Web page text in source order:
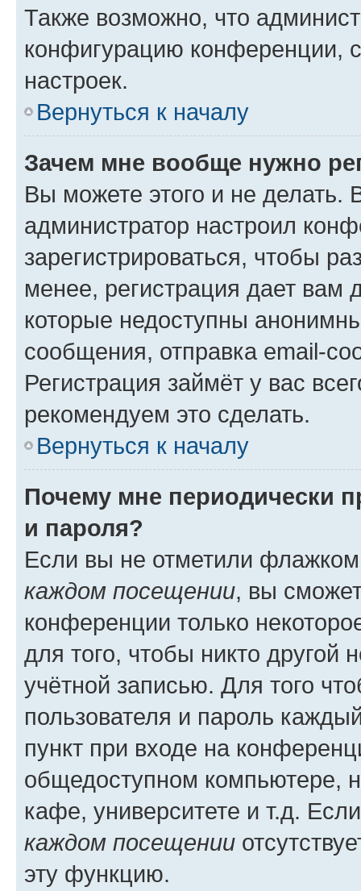
Также возможно, что
конфигурацию конференции,
настроек.
Вернуться к началу
Зачем мне вообще нужно
Вы можете этого и не делать.
администратор настроил
зарегистрироваться, чтобы
менее, регистрация дает вам
которые недоступны
сообщения, отправка email-
Регистрация займёт у вас
рекомендуем это сделать.
Вернуться к началу
Почему мне периодически
и пароля?
Если вы не отметили
каждом посещении, вы
конференции только
для того, чтобы никто другой
учётной записью. Для того
пользователя и пароль
пункт при входе на
общедоступном компьютере,
кафе, университете и т.д.
каждом посещении
эту функцию.